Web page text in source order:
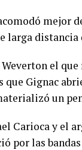
mejor
larga
el
que Gignac
un
Carioca y el
por las